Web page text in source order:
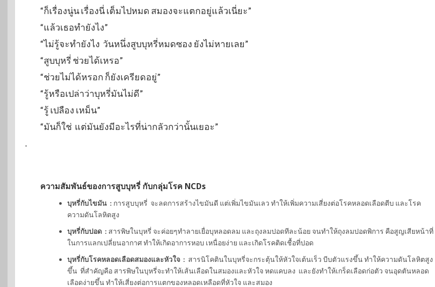
“ก็เรื่องนู่น เรื่องนี่ เต็มไปหมด สมองจะแตกอยู่แล้วเนี่ยะ”
“แล้วเธอทำยังไง”
“ไม่รู้จะทำยังไง วันหนึ่งสูบบุหรี่หมดซอง ยังไม่หายเลย”
“สูบบุหรี่ ช่วยได้เหรอ”
“ช่วยไม่ได้หรอก ก็ยังเครียดอยู่”
“รู้หรือเปล่าว่าบุหรี่มันไม่ดี”
“รู้ เปลือง เหม็น”
“มันก็ใช่ แต่มันยังมีอะไรที่น่ากลัวกว่านั้นเยอะ”
.
ความสัมพันธ์ของการสูบบุหรี่ กับกลุ่มโรค NCDs
บุหรี่กับไขมัน : การสูบบุหรี่ จะลดการสร้างไขมันดี แต่เพิ่มไขมันเลว ทำให้เพิ่มความเสี่ยงต่อโรคหลอดเลือดตีบ และโรค
ความดันโลหิตสูง
บุหรี่กับปอด : สารพิษในบุหรี่ จะค่อยๆทำลายเยื่อบุหลอดลม และถุงลมปอดทีละน้อย จนทำให้ถุงลมปอดพิการ คือสูญเสียหน้าที่
ในการแลกเปลี่ยนอากาศ ทำให้เกิดอาการหอบ เหนื่อยง่าย และเกิดโรคติดเชื้อที่ปอด
บุหรี่กับโรคหลอดเลือดสมองและหัวใจ : สารนิโคตินในบุหรี่จะกระตุ้นให้หัวใจเต้นเร็ว บีบตัวแรงขึ้น ทำให้ความดันโลหิตสูง
ขึ้น ที่สำคัญคือ สารพิษในบุหรี่จะทำให้เส้นเลือดในสมองและหัวใจ หดแคบลง และยังทำให้เกร็ดเลือดก่อตัว จนอุดตันหลอด
เลือดง่ายขึ้น ทำให้เสี่ยงต่อการแตกของหลอดเหลือดที่หัวใจ และสมอง